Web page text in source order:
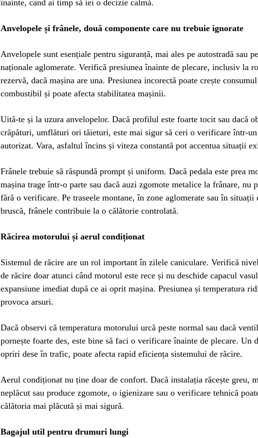
înainte, când ai timp să iei o decizie calmă.
Anvelopele și frânele, două componente care nu trebuie ignorate
Anvelopele sunt esențiale pentru siguranță, mai ales pe autostradă sau
naționale aglomerate. Verifică presiunea înainte de plecare, inclusiv la
rezervă, dacă mașina are una. Presiunea incorectă poate crește
combustibil și poate afecta stabilitatea mașinii.
Uită-te și la uzura anvelopelor. Dacă profilul este foarte tocit sau dacă
crăpături, umflături ori tăieturi, este mai sigur să ceri o verificare într-
autorizat. Vara, asfaltul încins și viteza constantă pot accentua situații
Frânele trebuie să răspundă prompt și uniform. Dacă pedala este prea
mașina trage într-o parte sau dacă auzi zgomote metalice la frânare, nu
fără o verificare. Pe traseele montane, în zone aglomerate sau în situații
bruscă, frânele contribuie la o călătorie controlată.
Răcirea motorului și aerul condiționat
Sistemul de răcire are un rol important în zilele caniculare. Verifică
de răcire doar atunci când motorul este rece și nu deschide capacul
expansiune imediat după ce ai oprit mașina. Presiunea și temperatura
provoca arsuri.
Dacă observi că temperatura motorului urcă peste normal sau dacă
pornește foarte des, este bine să faci o verificare înainte de plecare. Un
opriri dese în trafic, poate afecta rapid eficiența sistemului de răcire.
Aerul condiționat nu ține doar de confort. Dacă instalația răcește greu,
neplăcut sau produce zgomote, o igienizare sau o verificare tehnică
călătoria mai plăcută și mai sigură.
Bagajul util pentru drumuri lungi